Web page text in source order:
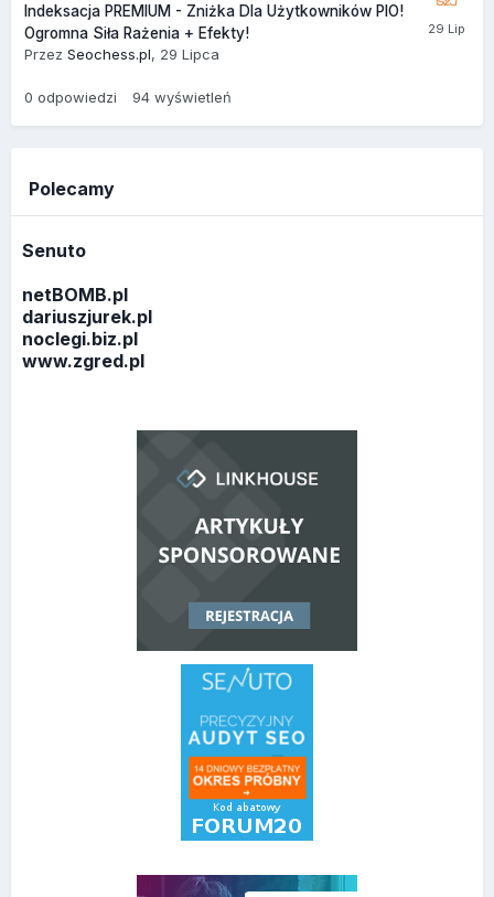
Indeksacja PREMIUM - Zniżka Dla Użytkowników PIO!
Ogromna Siła Rażenia + Efekty!
Przez Seochess.pl, 29 Lipca
0 odpowiedzi 94 wyświetleń
Polecamy
Senuto
netBOMB.pl
dariuszjurek.pl
noclegi.biz.pl
www.zgred.pl